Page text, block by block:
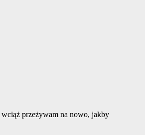
przeżywam na nowo, jakby